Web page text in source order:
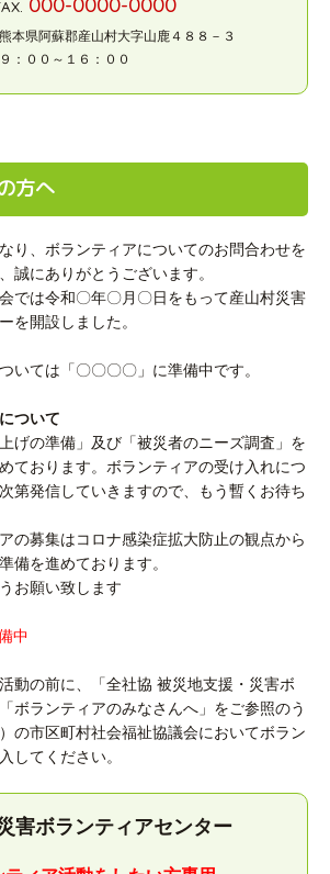
県阿蘇郡産山村大字山鹿４８８－３
：９：００～１６：００
方へ
り、ボランティアについてのお問合わせを
誠にありがとうございます。
では令和〇年〇月〇日をもって産山村災害
を開設しました。
いては「〇〇〇〇」に準備中です。
ついて
げの準備」及び「被災者のニーズ調査」を
ております。ボランティアの受け入れにつ
第発信していきますので、もう暫くお待ち
の募集はコロナ感染症拡大防止の観点から
備を進めております。
お願い致します
中
動の前に、「全社協 被災地支援・災害ボ
ボランティアのみなさんへ」をご参照のう
の市区町村社会福祉協議会においてボラン
してください。
害ボランティアセンター